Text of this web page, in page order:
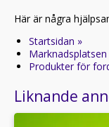
Här är några
Startsidan »
Marknadsplatsen
Produkter för
Liknande